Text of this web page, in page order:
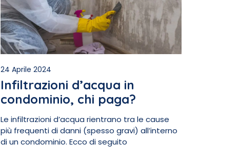
24 Aprile 2024
Infiltrazioni d’acqua in
condominio, chi paga?
Le infiltrazioni d’acqua rientrano tra le cause
più frequenti di danni (spesso gravi) all’interno
di un condominio. Ecco di seguito